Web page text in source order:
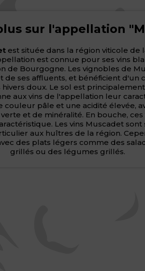
sur l'appellation
est située dans la région viticole de
est connue pour ses vins
de Bourgogne. Les vignobles de
de ses affluents, et bénéficient d'un
doux. Le sol est
aux vins de l'appellation leur
couleur pâle et une acidité élevée,
et de minéralité. En bouche, ces
Les vins Muscadet sont
aux huîtres de la région.
des plats légers comme des
grillés ou des légumes grillés.